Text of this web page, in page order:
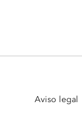
Aviso legal